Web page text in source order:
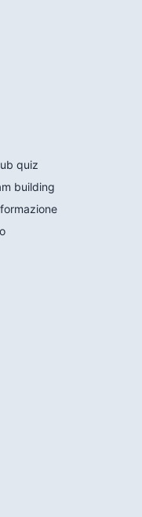
quiz
building